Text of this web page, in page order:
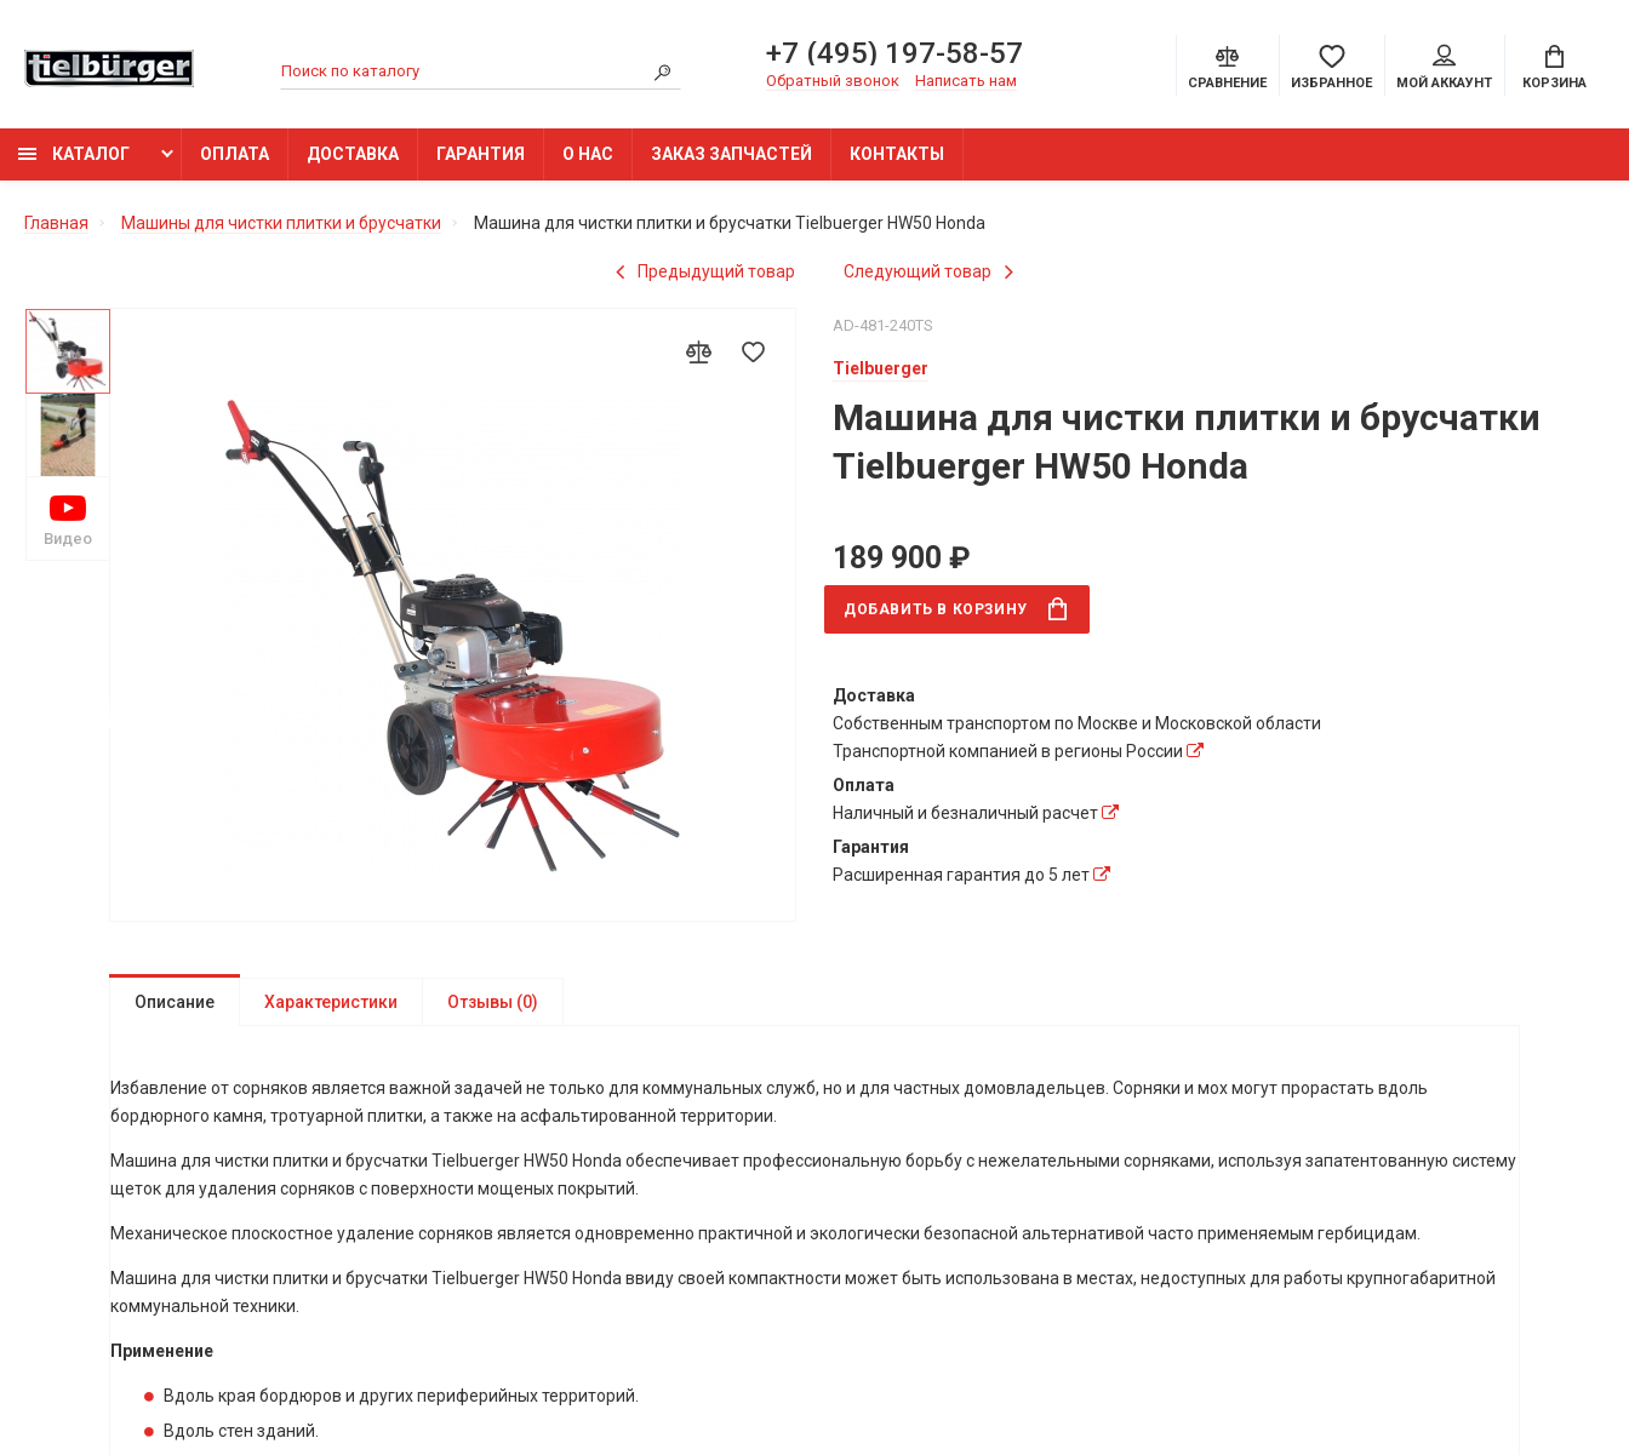
+7 (495) 197-58-57
Обратный звонок Написать нам СРАВНЕНИЕ ИЗБРАННОЕ МОЙ АККАУНТ КОРЗИНА
КАТАЛОГ ОПЛАТА ДОСТАВКА ГАРАНТИЯ О НАС ЗАКАЗ ЗАПЧАСТЕЙ КОНТАКТЫ
Главная Машины для чистки плитки и брусчатки Машина для чистки плитки и брусчатки Tielbuerger HW50 Honda
Предыдущий товар Следующий товар
Видео
AD-481-240TS
Tielbuerger
Машина для чистки плитки и брусчатки
Tielbuerger HW50 Honda
189 900 ₽
ДОБАВИТЬ В КОРЗИНУ
Доставка
Собственным транспортом по Москве и Московской области
Транспортной компанией в регионы России
Оплата
Наличный и безналичный расчет
Гарантия
Расширенная гарантия до 5 лет
Описание Характеристики Отзывы (0)
Избавление от сорняков является важной задачей не только для коммунальных служб, но и для частных домовладельцев. Сорняки и мох могут прорастать вдоль
бордюрного камня, тротуарной плитки, а также на асфальтированной территории.
Машина для чистки плитки и брусчатки Tielbuerger HW50 Honda обеспечивает профессиональную борьбу с нежелательными сорняками, используя запатентованную систему
щеток для удаления сорняков с поверхности мощеных покрытий.
Механическое плоскостное удаление сорняков является одновременно практичной и экологически безопасной альтернативой часто применяемым гербицидам.
Машина для чистки плитки и брусчатки Tielbuerger HW50 Honda ввиду своей компактности может быть использована в местах, недоступных для работы крупногабаритной
коммунальной техники.
Применение
Вдоль края бордюров и других периферийных территорий.
Вдоль стен зданий.